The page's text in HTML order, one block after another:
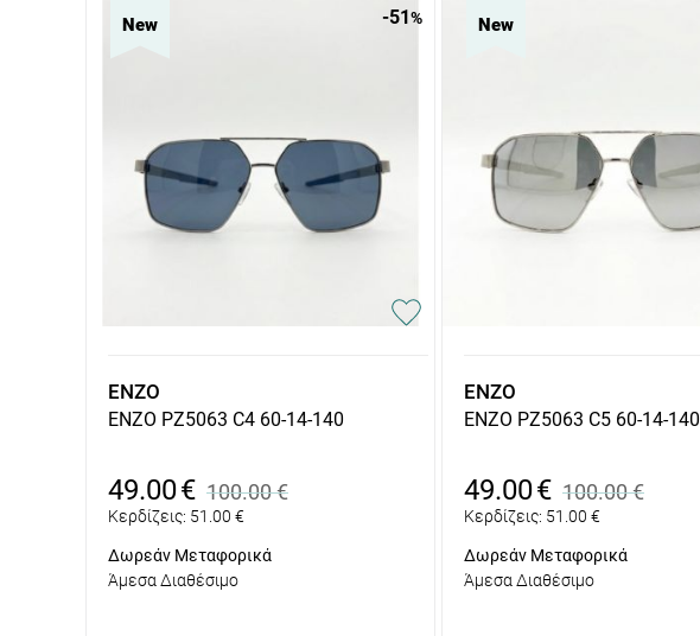
New -51%
ENZO
ENZO PZ5063 C4 60-14-140
49.00€ 100.00€
Κερδίζεις: 51.00 €
Δωρεάν Μεταφορικά
Άμεσα Διαθέσιμο
New
ENZO
ENZO PZ5063 C5 60-14-140
49.00€ 100.00€
Κερδίζεις: 51.00 €
Δωρεάν Μεταφορικά
Άμεσα Διαθέσιμο